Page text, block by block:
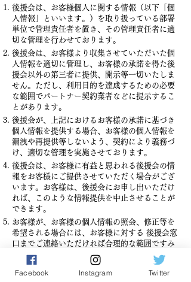
後援会は、お客様個人に関する情報（以下「個
人情報」といいます。）を取り扱っている部署
単位で管理責任者を置き、その管理責任者に適
切な管理を行わせております。
後援会は、お客様より収集させていただいた個
人情報を適切に管理し、お客様の承諾を得た後
援会以外の第三者に提供、開示等一切いたしま
せん。ただし、利用目的を達成するための必要
な範囲でパートナー契約業者などに提示するこ
とがあります。
後援会が、上記におけるお客様の承諾に基づき
個人情報を提供する場合、お客様の個人情報を
漏洩や再提供等しないよう、契約により義務づ
け、適切な管理を実施させております。
後援会は、お客様に有益と思われる後援会の情
報をお客様にご提供させていただく場合がござ
います。お客様は、後援会にお申し出いただけ
れば、このような情報提供を中止させることが
できます。
お客様が、お客様の個人情報の照会、修正等を
希望される場合には、お客様に対する 後援会窓
口までご連絡いただければ合理的な範囲ですみ
やかに対応させていた だきます。
後援会は、 後援会が保有する個人情報に関して
適用される法令、規範を遵守するとともに、上
Facebook Instagram Twitter